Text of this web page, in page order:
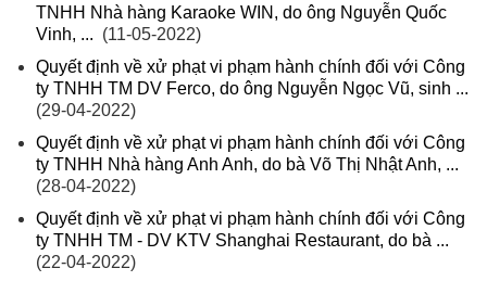
TNHH Nhà hàng Karaoke WIN, do ông Nguyễn Quốc
Vinh, ... (11-05-2022)
Quyết định về xử phạt vi phạm hành chính đối với Công
ty TNHH TM DV Ferco, do ông Nguyễn Ngọc Vũ, sinh ...
(29-04-2022)
Quyết định về xử phạt vi phạm hành chính đối với Công
ty TNHH Nhà hàng Anh Anh, do bà Võ Thị Nhật Anh, ...
(28-04-2022)
Quyết định về xử phạt vi phạm hành chính đối với Công
ty TNHH TM - DV KTV Shanghai Restaurant, do bà ...
(22-04-2022)